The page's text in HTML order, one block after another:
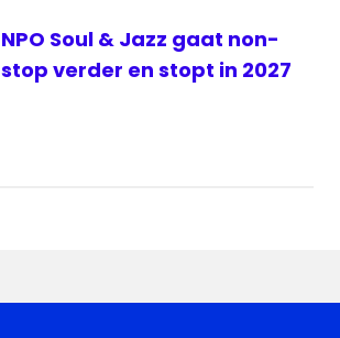
NPO Soul & Jazz gaat non-
stop verder en stopt in 2027